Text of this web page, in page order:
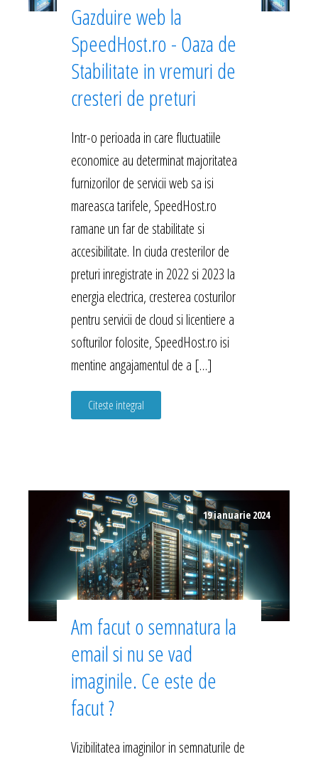
Gazduire web la
SpeedHost.ro - Oaza de
Stabilitate in vremuri de
cresteri de preturi
Intr-o perioada in care fluctuatiile
economice au determinat majoritatea
furnizorilor de servicii web sa isi
mareasca tarifele, SpeedHost.ro
ramane un far de stabilitate si
accesibilitate. In ciuda cresterilor de
preturi inregistrate in 2022 si 2023 la
energia electrica, cresterea costurilor
pentru servicii de cloud si licentiere a
softurilor folosite, SpeedHost.ro isi
mentine angajamentul de a […]
Citeste integral
19 ianuarie 2024
Am facut o semnatura la
email si nu se vad
imaginile. Ce este de
facut ?
Vizibilitatea imaginilor in semnaturile de